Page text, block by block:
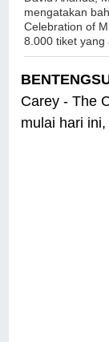
mengatakan
Celebration of
8.000 tiket yang
Carey - The
mulai hari